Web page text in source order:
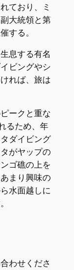
ており、ミ
大統領と第
する。
息する有名
ビングやシ
れば、旅は
ークと重な
るため、年
ダイビング
がヤップの
ゴ礁の上を
まり興味の
水面越しに
わせくださ